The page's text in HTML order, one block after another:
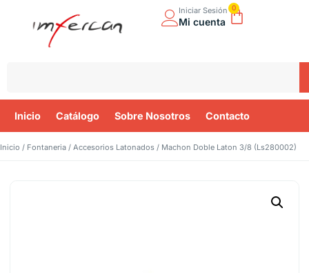
Iniciar Sesión
Mi cuenta
0
Inicio Catálogo Sobre Nosotros Contacto
Inicio / Fontaneria / Accesorios Latonados / Machon Doble Laton 3/8 (Ls280002)